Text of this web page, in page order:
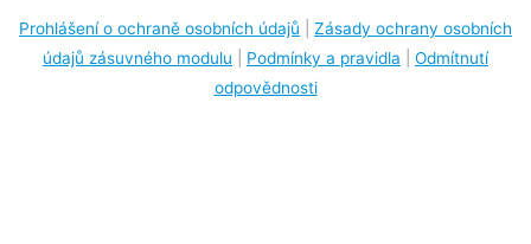
Prohlášení o ochraně osobních údajů
Zásady ochrany osobních
údajů zásuvného modulu
Podmínky a pravidla
Odmítnutí
odpovědnosti